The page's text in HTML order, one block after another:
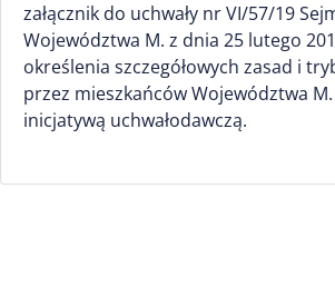
załącznik do uchwały nr VI/57/19
Województwa M. z dnia 25 lutego
określenia szczegółowych zasad i
przez mieszkańców Województwa
inicjatywą uchwałodawczą.